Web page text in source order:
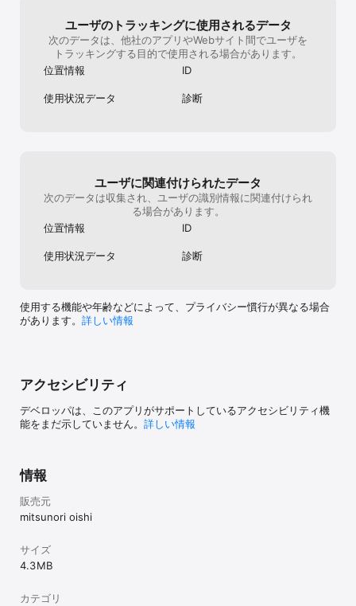
調整は正しい定規を使用してください。
「校正」ボタン：調整した状態を記録し、校正結果を定規の表示に
反映します。
「リセット」ボタン：調整状態を規定値に戻します。記録はされま
「初期化」ボタン：調整状態を規定値に戻し、 定規の表示に反映し
※機種未確定の場合のみ、設定してください。
「OK」ボタン：入力したPPI値を記録し、定規の表示に反映しま
「初期化」ボタン：PPI値を規定値に戻し、定規の表示に反映しま
ユーザのトラッキングに使用されるデータ
次のデータは、他社のアプリやWebサイト間でユーザを
トラッキングする目的で使用される場合があります。
位置情報
ID
使用状況データ 診断
ユーザに関連付けられたデータ
次のデータは収集され、ユーザの識別情報に関連付けられ
る場合があります。
位置情報
ID
使用状況データ 診断
使用する機能や年齢などによって、プライバシー慣行が異なる場合
があります。 詳しい情報
アクセシビリティ
デベロッパは、このアプリがサポートしているアクセシビリティ機
能をまだ示していません。 詳しい情報
情報
販売元
mitsunori oishi
サイズ
4.3 MB
カテゴリ